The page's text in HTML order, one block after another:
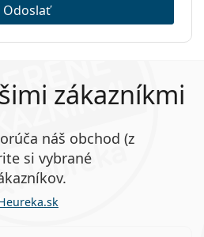
Odoslať
zákazníkmi
náš obchod (z
si vybrané